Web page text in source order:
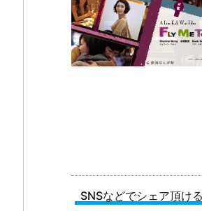
SNSなどでシェア頂け